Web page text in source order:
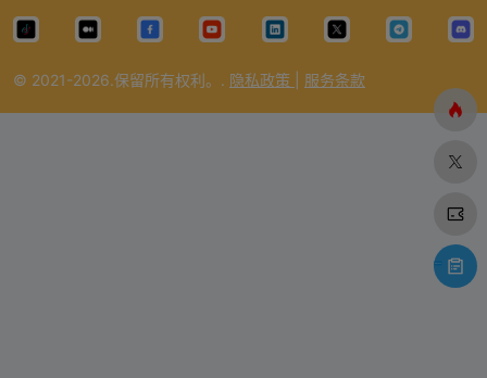
© 2021-2026.保留所有权利。. 隐私政策 服务条款